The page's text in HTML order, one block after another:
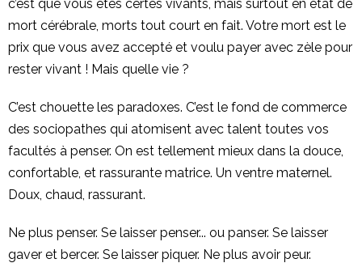
c’est que vous êtes certes vivants, mais surtout en état de
mort cérébrale, morts tout court en fait. Votre mort est le
prix que vous avez accepté et voulu payer avec zèle pour
rester vivant ! Mais quelle vie ?
C’est chouette les paradoxes. C’est le fond de commerce
des sociopathes qui atomisent avec talent toutes vos
facultés à penser. On est tellement mieux dans la douce,
confortable, et rassurante matrice. Un ventre maternel.
Doux, chaud, rassurant.
Ne plus penser. Se laisser penser... ou panser. Se laisser
gaver et bercer. Se laisser piquer. Ne plus avoir peur.